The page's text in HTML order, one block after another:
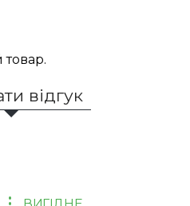
товар.
відгук